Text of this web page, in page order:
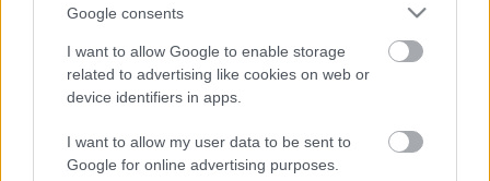
Google consents
I want to allow Google to enable storage
related to advertising like cookies on web or
device identifiers in apps.
I want to allow my user data to be sent to
Google for online advertising purposes.
A világ első napenergiával működő
repülőtere